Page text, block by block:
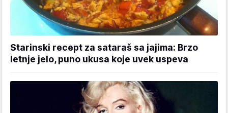
Starinski recept za sataraš sa jajima: Brzo
letnje jelo, puno ukusa koje uvek uspeva